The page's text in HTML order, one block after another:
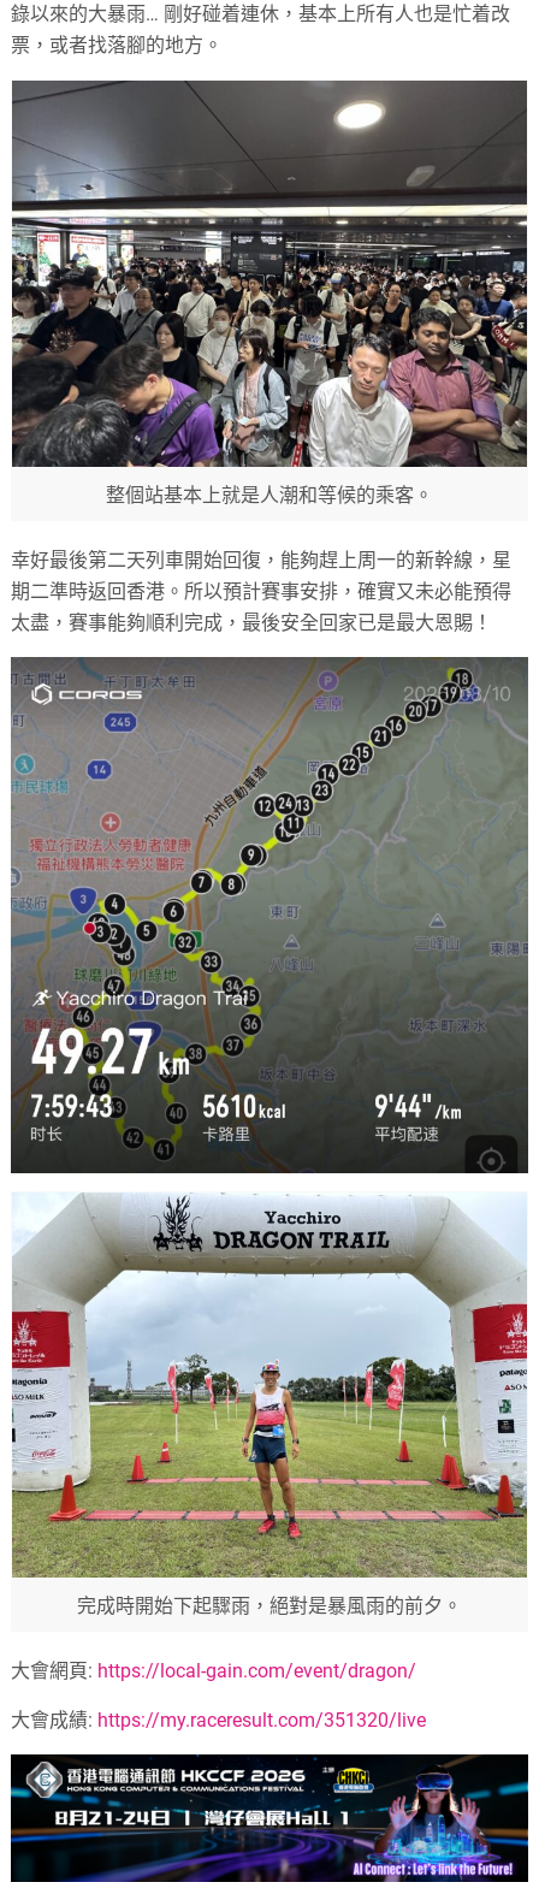
錄以來的大暴雨… 剛好碰着連休，基本上所有人也是忙着改
票，或者找落腳的地方。
整個站基本上就是人潮和等候的乘客。
幸好最後第二天列車開始回復，能夠趕上周一的新幹線， 星
期二準時返回香港。所以預計賽事安排，確實又未必能預得
太盡，賽事能夠順利完成，最後安全回家已是最大恩賜！
完成時開始下起驟雨，絕對是暴風雨的前夕。
大會網頁: https://local-gain.com/event/dragon/
大會成績: https://my.raceresult.com/351320/live